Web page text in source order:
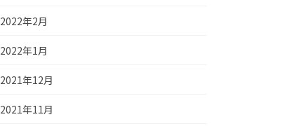
2022年2月
2022年1月
2021年12月
2021年11月